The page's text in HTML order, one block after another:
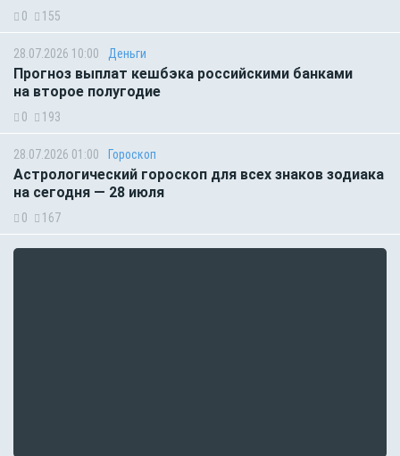
0 155
28.07.2026 10:00 Деньги
Прогноз выплат кешбэка российскими банками
на второе полугодие
0 193
28.07.2026 01:00 Гороскоп
Астрологический гороскоп для всех знаков зодиака
на сегодня — 28 июля
0 167